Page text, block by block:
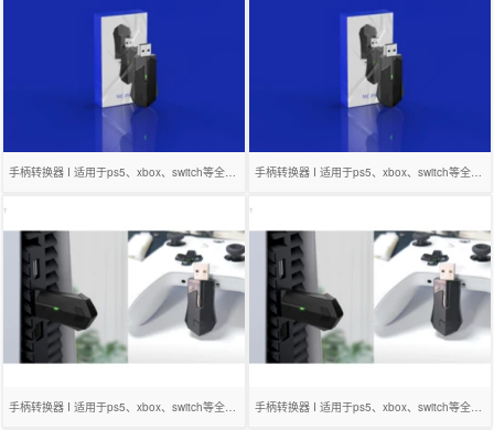
手柄转换器 I 适用于ps5、xbox、switch等全平台 手柄转换器 I 适用于ps5、xbox、switch等全平台
手柄转换器 I 适用于ps5、xbox、switch等全平台 手柄转换器 I 适用于ps5、xbox、switch等全平台